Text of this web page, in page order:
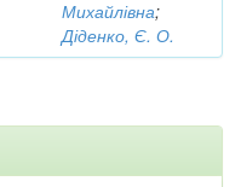
Михайлівна;
Діденко, Є. О.